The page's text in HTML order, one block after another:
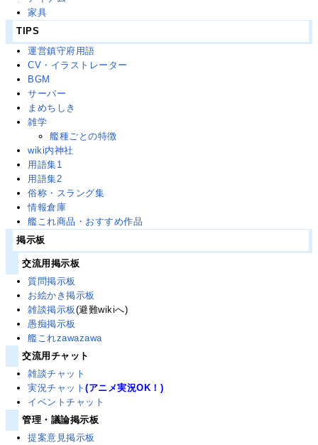
家具
TIPS
運営鎮守府用語
CV・イラストレーター
BGM
サーバー
まめちしき
雑学
艦種ごとの特徴
wiki内神社
用語集1
用語集2
俗称・スラング集
情報倉庫
艦これ商品・おすすめ作品
掲示板
交流用掲示板
質問掲示板
お絵かき掲示板
雑談掲示板(避難wikiへ)
愚痴掲示板
艦これzawazawa
交流用チャット
雑談チャット
実況チャット(アニメ実況OK！)
イベントチャット
管理・議論掲示板
提案意見掲示板